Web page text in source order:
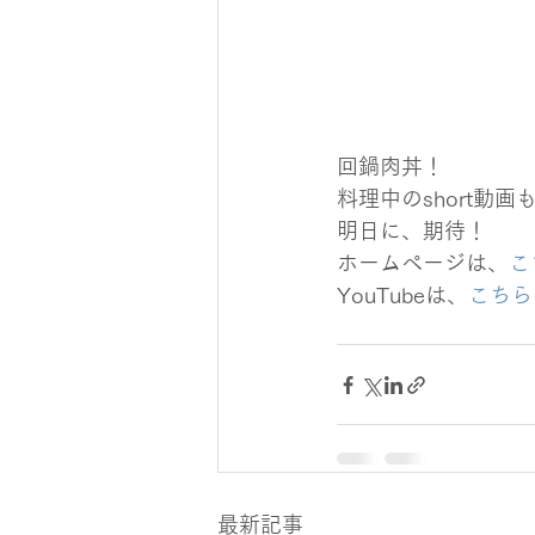
回鍋肉丼！
料理中のshort動画
明日に、期待！
ホームページは、
こ
YouTubeは、
こちら
最新記事